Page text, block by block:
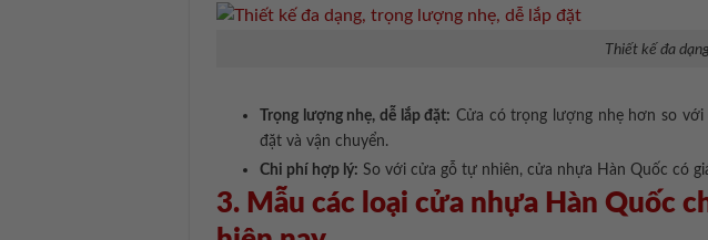
Thiết kế đa
Trọng lượng nhẹ, dễ lắp đặt: Cửa có trọng lượng nhẹ hơn so
đặt và vận chuyển.
Chi phí hợp lý: So với cửa gỗ tự nhiên, cửa nhựa Hàn Quốc có
3. Mẫu các loại cửa nhựa Hàn Quốc